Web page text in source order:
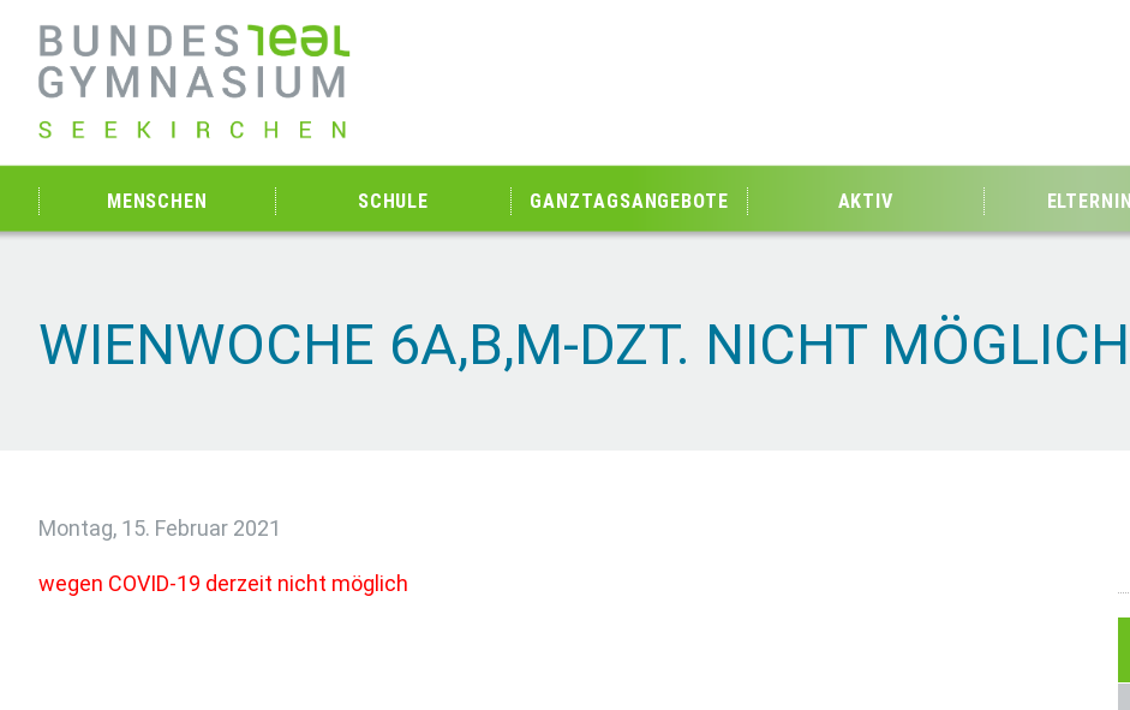
MENSCHEN SCHULE GANZTAGSANGEBOTE AKTIV
WIENWOCHE 6A,B,M-DZT. NICHT MÖGLICH
Montag, 15. Februar 2021
wegen COVID-19 derzeit nicht möglich